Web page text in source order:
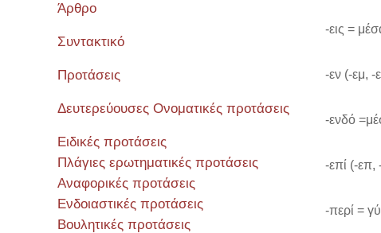
-εις =
-εν (-εμ, -
-ενδό
-επί (-επ,
-περί =
Άρθρο
Συντακτικό
Προτάσεις
Δευτερεύουσες Ονοματικές προτάσεις
Ειδικές προτάσεις
Πλάγιες ερωτηματικές προτάσεις
Αναφορικές προτάσεις
Ενδοιαστικές προτάσεις
Βουλητικές προτάσεις